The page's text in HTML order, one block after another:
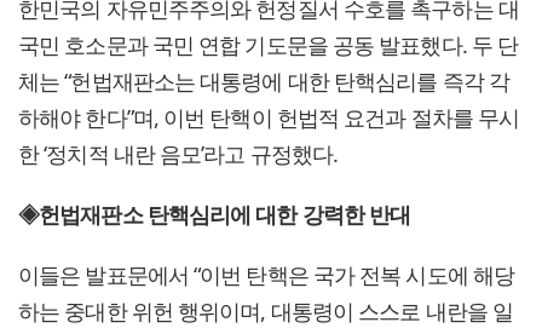
한민국의 자유민주주의와 헌정질서 수호를 촉구하는 대
국민 호소문과 국민 연합 기도문을 공동 발표했다. 두 단
체는 “헌법재판소는 대통령에 대한 탄핵심리를 즉각 각
하해야 한다”며, 이번 탄핵이 헌법적 요건과 절차를 무시
한 ‘정치적 내란 음모’라고 규정했다.
◈헌법재판소 탄핵심리에 대한 강력한 반대
이들은 발표문에서 “이번 탄핵은 국가 전복 시도에 해당
하는 중대한 위헌 행위이며, 대통령이 스스로 내란을 일